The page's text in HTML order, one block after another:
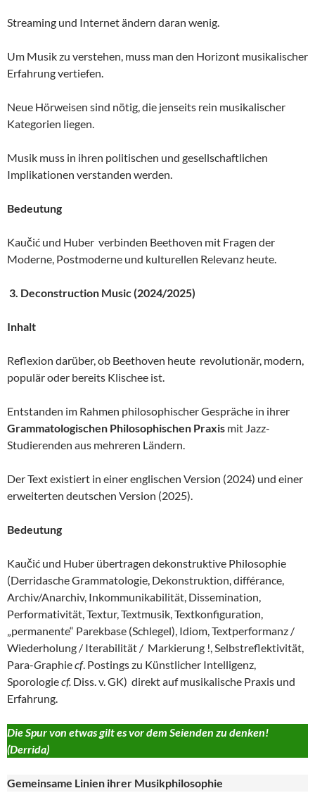
Streaming und Internet ändern daran wenig.
Um Musik zu verstehen, muss man den Horizont musikalischer
Erfahrung vertiefen.
Neue Hörweisen sind nötig, die jenseits rein musikalischer
Kategorien liegen.
Musik muss in ihren politischen und gesellschaftlichen
Implikationen verstanden werden.
Bedeutung
Kaučić und Huber verbinden Beethoven mit Fragen der
Moderne, Postmoderne und kulturellen Relevanz heute.
3. Deconstruction Music (2024/2025)
Inhalt
Reflexion darüber, ob Beethoven heute revolutionär, modern,
populär oder bereits Klischee ist.
Entstanden im Rahmen philosophischer Gespräche in ihrer
Grammatologischen Philosophischen Praxis mit Jazz-
Studierenden aus mehreren Ländern.
Der Text existiert in einer englischen Version (2024) und einer
erweiterten deutschen Version (2025).
Bedeutung
Kaučić und Huber übertragen dekonstruktive Philosophie
(Derridasche Grammatologie, Dekonstruktion, différance,
Archiv/Anarchiv, Inkommunikabilität, Dissemination,
Performativität, Textur, Textmusik, Textkonfiguration,
„permanente“ Parekbase (Schlegel), Idiom, Textperformanz /
Wiederholung / Iterabilität / Markierung !, Selbstreflektivität,
Para-Graphiecf. Postings zu Künstlicher Intelligenz,
Sporologiecf. Diss. v. GK) direkt auf musikalische Praxis und
Erfahrung.
Die Spur von etwas gilt es vor dem Seienden zu denken!
(Derrida)
Gemeinsame Linien ihrer Musikphilosophie